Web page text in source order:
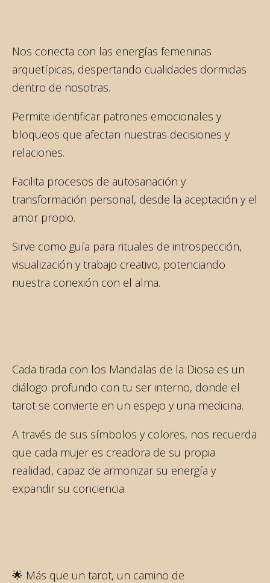
Nos conecta con las energías femeninas
arquetípicas, despertando cualidades dormidas
dentro de nosotras.
Permite identificar patrones emocionales y
bloqueos que afectan nuestras decisiones y
relaciones.
Facilita procesos de autosanación y
transformación personal, desde la aceptación y el
amor propio.
Sirve como guía para rituales de introspección,
visualización y trabajo creativo, potenciando
nuestra conexión con el alma.
Cada tirada con los Mandalas de la Diosa es un
diálogo profundo con tu ser interno, donde el
tarot se convierte en un espejo y una medicina.
A través de sus símbolos y colores, nos recuerda
que cada mujer es creadora de su propia
realidad, capaz de armonizar su energía y
expandir su conciencia.
🌟 Más que un tarot, un camino de